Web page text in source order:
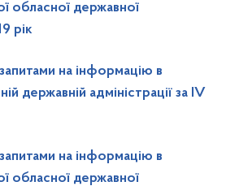
обласної державної
рік
на інформацію в
державній адміністрації за ІV
на інформацію в
обласної державної